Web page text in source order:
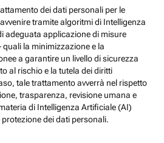
dei dati personali per le
tramite algoritmi di Intelligenza
adeguata applicazione di misure
quali la minimizzazione e la
a garantire un livello di sicurezza
al rischio e la tutela dei diritti
tale trattamento avverrà nel rispetto
trasparenza, revisione umana e
di Intelligenza Artificiale (AI)
dei dati personali.